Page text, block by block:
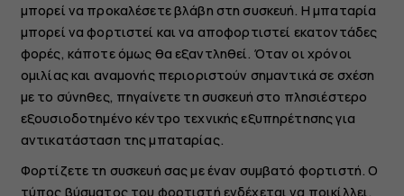
μπορεί να προκαλέσετε βλάβη στη συσκευή. Η μπαταρία
μπορεί να φορτιστεί και να αποφορτιστεί εκατοντάδες
φορές, κάποτε όμως θα εξαντληθεί. Όταν οι χρόνοι
ομιλίας και αναμονής περιοριστούν σημαντικά σε σχέση
με το σύνηθες, πηγαίνετε τη συσκευή στο πλησιέστερο
εξουσιοδοτημένο κέντρο τεχνικής εξυπηρέτησης για
αντικατάσταση της μπαταρίας.
Φορτίζετε τη συσκευή σας με έναν συμβατό φορτιστή. Ο
τύπος βύσματος του φορτιστή ενδέχεται να ποικίλλει.